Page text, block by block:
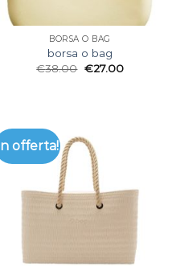
BORSA O BAG
borsa o bag
€38.00 €27.00
In offerta!